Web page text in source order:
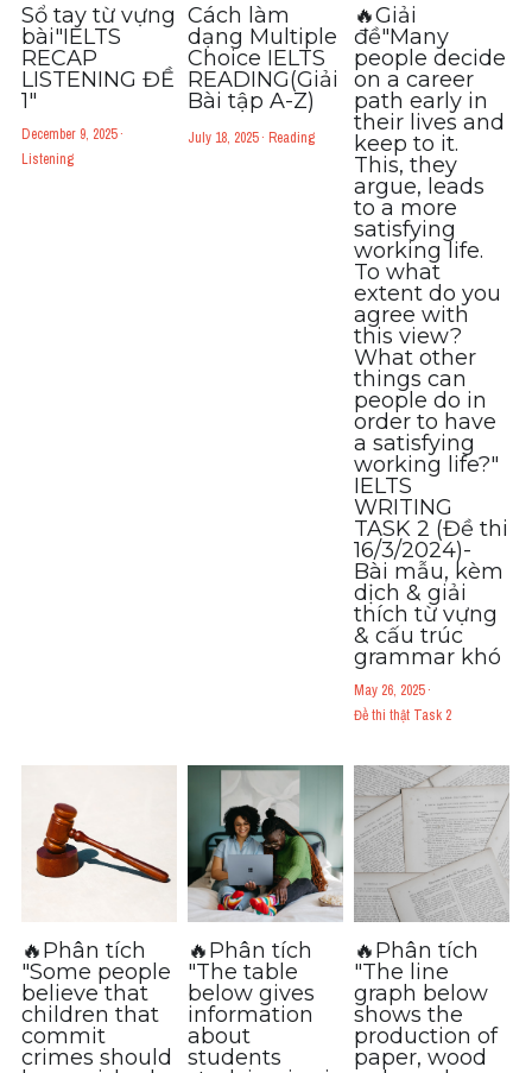
Đề thi thật Task 2
Listening
Speaking
Sổ tay từ vựng
bài"IELTS
RECAP
LISTENING ĐỀ
1"
December 9, 2025·
Listening
Cách làm
dạng Multiple
Choice IELTS
READING(Giải
Bài tập A-Z)
July 18, 2025· Reading
🔥Giải
đề"Many
people decide
on a career
path early in
their lives and
keep to it.
This, they
argue, leads
to a more
satisfying
working life.
To what
extent do you
agree with
this view?
What other
things can
people do in
order to have
a satisfying
working life?"
IELTS
WRITING
TASK 2 (Đề thi
16/3/2024)-
Bài mẫu, kèm
dịch & giải
thích từ vựng
& cấu trúc
grammar khó
May 26, 2025·
Đề thi thật Task 2
🔥Phân tích
"Some people
believe that
children that
commit
crimes should
🔥Phân tích
"The table
below gives
information
about
students
🔥Phân tích
"The line
graph below
shows the
production of
paper, wood